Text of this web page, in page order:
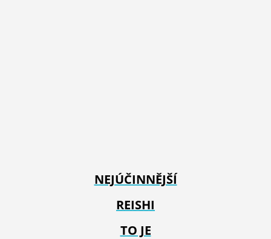
NEJÚČINNĚJŠÍ
REISHI
TO JE